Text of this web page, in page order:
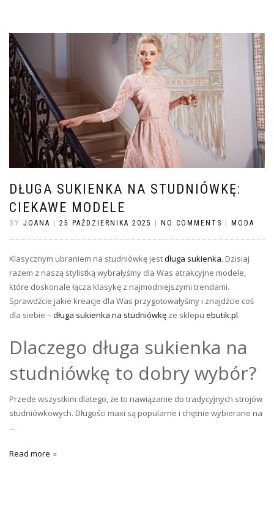
DŁUGA SUKIENKA NA STUDNIÓWKĘ:
CIEKAWE MODELE
BY JOANA 25 PAŹDZIERNIKA 2025 NO COMMENTS MODA
Klasycznym ubraniem na studniówkę jestdługa sukienka. Dzisiaj
razem z naszą stylistką wybrałyśmy dla Was atrakcyjne modele,
które doskonale łącza klasykę z najmodniejszymi trendami.
Sprawdźcie jakie kreacje dla Was przygotowałyśmy i znajdźcie coś
dla siebie – długa sukienka na studniówkę ze sklepu ebutik.pl.
Dlaczego długa sukienka na
studniówkę to dobry wybór?
Przede wszystkim dlatego, że to nawiązanie do tradycyjnych strojów
studniówkowych. Długości maxi są popularne i chętnie wybierane na
…
Read more